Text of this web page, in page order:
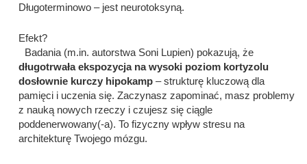
Długoterminowo – jest neurotoksyną.
Efekt?
Badania (m.in. autorstwa Soni Lupien) pokazują, że
długotrwała ekspozycja na wysoki poziom kortyzolu
dosłownie kurczy hipokamp – strukturę kluczową dla
pamięci i uczenia się. Zaczynasz zapominać, masz problemy
z nauką nowych rzeczy i czujesz się ciągle
poddenerwowany(-a). To fizyczny wpływ stresu na
architekturę Twojego mózgu.